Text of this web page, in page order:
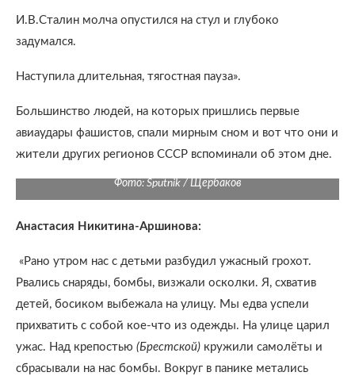
И.В.Сталин молча опустился на стул и глубоко
задумался.
Наступила длительная, тягостная пауза».
Большинство людей, на которых пришлись первые
авиаудары фашистов, спали мирным сном и вот что они и
жители других регионов СССР вспоминали об этом дне.
Фото: Sputnik / Щербаков
Анастасия Никитина-Аршинова:
«Рано утром нас с детьми разбудил ужасный грохот.
Рвались снаряды, бомбы, визжали осколки. Я, схватив
детей, босиком выбежала на улицу. Мы едва успели
прихватить с собой кое-что из одежды. На улице царил
ужас. Над крепостью (Брестской) кружили самолёты и
сбрасывали на нас бомбы. Вокруг в панике метались